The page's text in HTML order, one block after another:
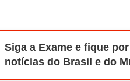
Siga a Exame e fique
notícias do Brasil e do